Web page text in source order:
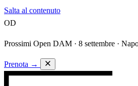
Salta al contenuto
OD
Prossimi Open DAM · 8 settembre ·
Prenota →